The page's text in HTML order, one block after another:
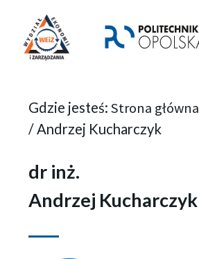
Gdzie jesteś: Strona główna
/ Andrzej Kucharczyk
dr inż.
Andrzej Kucharczyk